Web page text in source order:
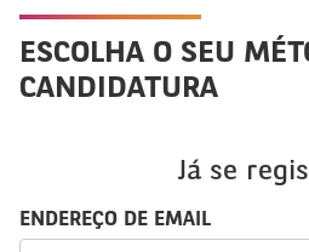
ESCOLHA O SEU
CANDIDATURA
Já se
Entrar: nome de usuário e
ENDEREÇO DE EMAIL